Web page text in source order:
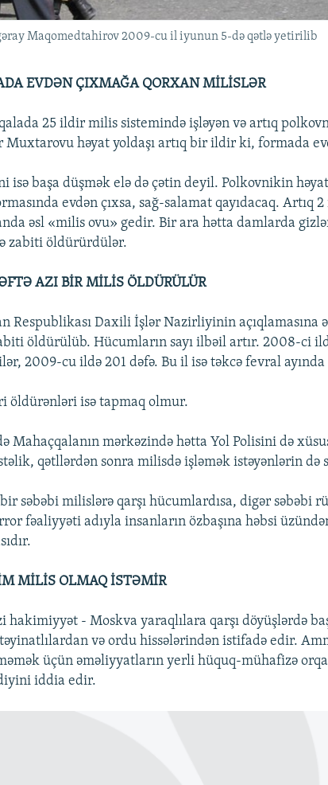
Maqomedtahirov 2009-cu il iyunun 5-də qətlə yetirilib
EVDƏN ÇIXMAĞA QORXAN MİLİSLƏR
25 ildir milis sistemində işləyən və artıq
həyat yoldaşı artıq bir ildir ki, formada
isə başa düşmək elə də çətin deyil. Polkovnikin
evdən çıxsa, sağ-salamat qayıdacaq. Artıq
əsl «milis ovu» gedir. Bir ara hətta damlarda
zabiti öldürürdülər.
AZI BİR MİLİS ÖLDÜRÜLÜR
Respublikası Daxili İşlər Nazirliyinin açıqlamasına
öldürülüb. Hücumların sayı ilbəil artır. 2008-ci
2009-cu ildə 201 dəfə. Bu il isə təkcə fevral
öldürənləri isə tapmaq olmur.
Mahaçqalanın mərkəzində hətta Yol Polisini də
qətllərdən sonra milisdə işləmək istəyənlərin də
səbəbi milislərə qarşı hücumlardısa, digər səbəbi
fəaliyyəti adıyla insanların özbaşına həbsi
MİLİS OLMAQ İSTƏMİR
hakimiyyət - Moskva yaraqlılara qarşı döyüşlərdə
və ordu hissələrindən istifadə edir.
üçün əməliyyatların yerli hüquq-mühafizə
iddia edir.